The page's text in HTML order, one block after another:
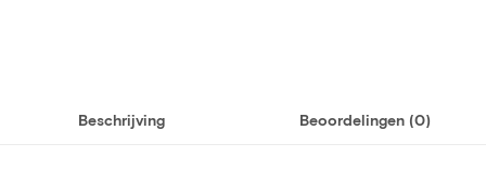
Beschrijving Beoordelingen (0)